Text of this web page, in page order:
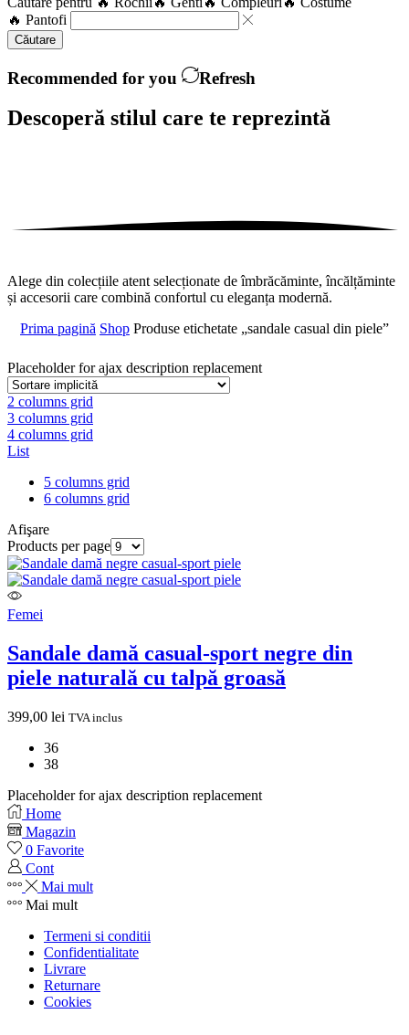
🔥 Pantofi
Căutare
Recommended for you Refresh
Descoperă stilul care te reprezintă
Alege din colecțiile atent selecționate de îmbrăcăminte, încălțăminte
și accesorii care combină confortul cu eleganța modernă.
Prima pagină Shop Produse etichetate „sandale casual din piele”
Placeholder for ajax description replacement
2 columns grid
3 columns grid
4 columns grid
List
5 columns grid
6 columns grid
Afişare
Products per page
Femei
Sandale damă casual-sport negre din
piele naturală cu talpă groasă
399,00 lei TVA inclus
36
38
Placeholder for ajax description replacement
Home
Magazin
0 Favorite
Cont
Mai mult
Mai mult
Termeni si conditii
Confidentialitate
Livrare
Returnare
Cookies